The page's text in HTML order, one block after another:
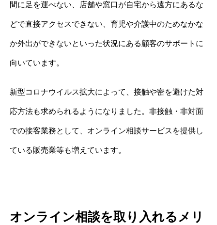
間に足を運べない、店舗や窓口が自宅から遠方にあるな
どで直接アクセスできない、育児や介護中のためなかな
か外出ができないといった状況にある顧客のサポートに
向いています。
新型コロナウイルス拡大によって、接触や密を避けた対
応方法も求められるようになりました。非接触・非対面
での接客業務として、オンライン相談サービスを提供し
ている販売業等も増えています。
オンライン相談を取り入れるメリ